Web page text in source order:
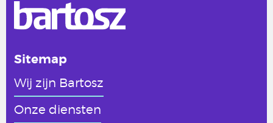
Sitemap
Wij zijn Bartosz
Onze diensten